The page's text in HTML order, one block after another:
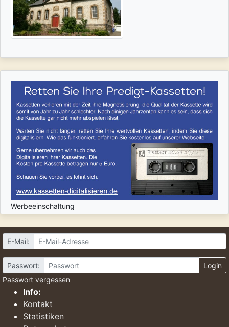
Werbeeinschaltung
E-Mail:
Passwort:
Login
Passwort vergessen
Info:
Kontakt
Statistiken